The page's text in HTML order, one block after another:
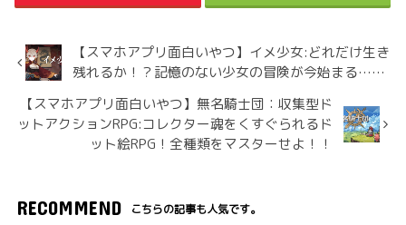
【スマホアプリ面白いやつ】イメ少女:どれだけ生き
残れるか！？記憶のない少女の冒険が今始まる……
【スマホアプリ面白いやつ】無名騎士団：収集型ド
ットアクションRPG:コレクター魂をくすぐられるド
ット絵RPG！全種類をマスターせよ！！
RECOMMEND こちらの記事も人気です。